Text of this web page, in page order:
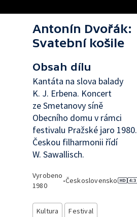
Antonín Dvořák:
Svatební košile
Obsah dílu
Kantáta na slova balady
K. J. Erbena. Koncert
ze Smetanovy síně
Obecního domu v rámci
festivalu Pražské jaro 1980.
Českou filharmonii řídí
W. Sawallisch.
Vyrobeno
1980
•Československo
Kultura
Festival